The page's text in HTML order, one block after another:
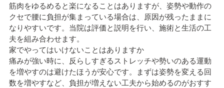
筋肉をゆるめると楽になることはありますが、姿勢や動作の
クセで腰に負担が集まっている場合は、原因が残ったままに
なりやすいです。当院は評価と説明を行い、施術と生活の工
夫を組み合わせます。
家でやってはいけないことはありますか
痛みが強い時に、反らしすぎるストレッチや勢いのある運動
を増やすのは避けたほうが安心です。まずは姿勢を変える回
数を増やすなど、負担が増えない工夫から始めるのがおすす